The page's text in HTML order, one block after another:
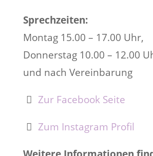
Sprechzeiten:
Montag 15.00 – 17.00 Uhr,
Donnerstag 10.00 – 12.00
und nach Vereinbarung
Zur Facebook Seite
Zum Instagram Profil